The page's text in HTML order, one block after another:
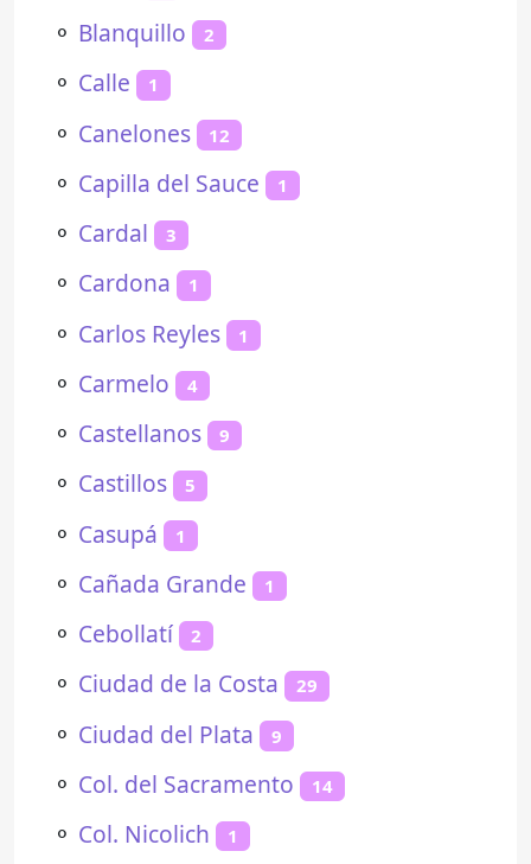
⚬ Blanquillo 2
⚬ Calle 1
⚬ Canelones 12
⚬ Capilla del Sauce 1
⚬ Cardal 3
⚬ Cardona 1
⚬ Carlos Reyles 1
⚬ Carmelo 4
⚬ Castellanos 9
⚬ Castillos 5
⚬ Casupá 1
⚬ Cañada Grande 1
⚬ Cebollatí 2
⚬ Ciudad de la Costa 29
⚬ Ciudad del Plata 9
⚬ Col. del Sacramento 14
⚬ Col. Nicolich 1